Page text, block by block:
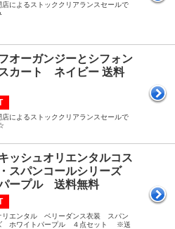
店によるストッククリアランスセールで
オーガンジーとシフォン
カート ネイビー 送料
店によるストッククリアランスセールで
ッシュオリエンタルコス
スパンコールシリーズ
ープル 送料無料
リエンタル ベリーダンス衣装 スパン
ホワイトパープル ４点セット ※送